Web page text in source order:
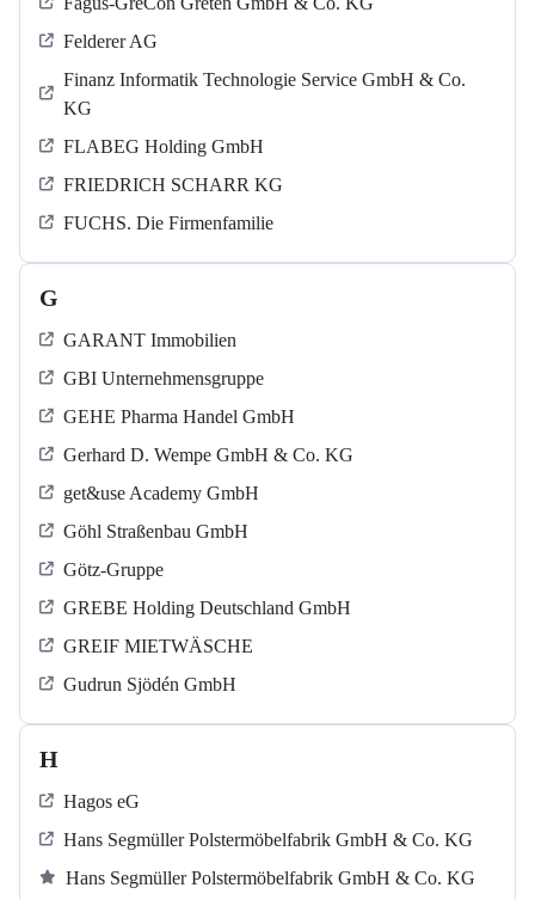
Felderer AG
Finanz Informatik Technologie Service GmbH & Co.
KG
FLABEG Holding GmbH
FRIEDRICH SCHARR KG
FUCHS. Die Firmenfamilie
G
GARANT Immobilien
GBI Unternehmensgruppe
GEHE Pharma Handel GmbH
Gerhard D. Wempe GmbH & Co. KG
get&use Academy GmbH
Göhl Straßenbau GmbH
Götz-Gruppe
GREBE Holding Deutschland GmbH
GREIF MIETWÄSCHE
Gudrun Sjödén GmbH
H
Hagos eG
Hans Segmüller Polstermöbelfabrik GmbH & Co. KG
Hans Segmüller Polstermöbelfabrik GmbH & Co. KG